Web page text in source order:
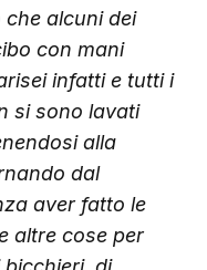
che alcuni dei
con mani
infatti e tutti i
si sono lavati
alla
dal
aver fatto le
altre cose per